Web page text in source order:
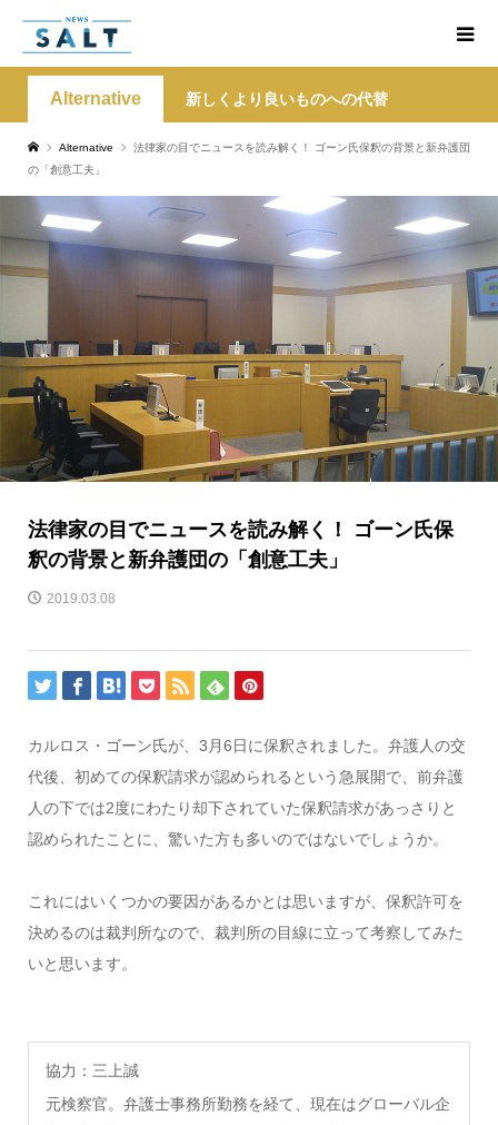
Alternative 新しくより良いものへの代替
Alternative
法律家の目でニュースを読み解く！ ゴーン氏保釈の背景と新弁護団
の「創意工夫」
法律家の目でニュースを読み解く！ ゴーン氏保
釈の背景と新弁護団の「創意工夫」
2019.03.08
カルロス・ゴーン氏が、3月6日に保釈されました。弁護人の交
代後、初めての保釈請求が認められるという急展開で、前弁護
人の下では2度にわたり却下されていた保釈請求があっさりと
認められたことに、驚いた方も多いのではないでしょうか。
これにはいくつかの要因があるかとは思いますが、保釈許可を
決めるのは裁判所なので、裁判所の目線に立って考察してみた
いと思います。
協力：三上誠
元検察官。弁護士事務所勤務を経て、現在はグローバル企